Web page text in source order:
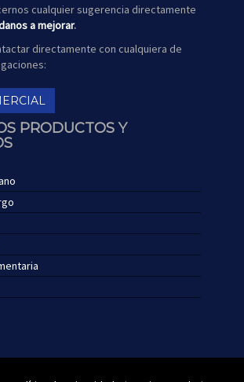
fax
cualquier sugerencia directamente
a mejorar.
directamente con cualquiera de
PRODUCTOS Y